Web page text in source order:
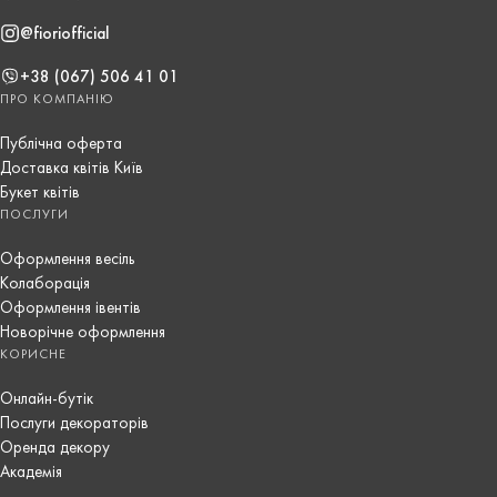
@fioriofficial
+38 (067) 506 41 01
ПРО КОМПАНІЮ
Публічна оферта
Доставка квітів Київ
Букет квітів
ПОСЛУГИ
Оформлення весіль
Колаборація
Оформлення івентів
Новорічне оформлення
КОРИСНЕ
Онлайн-бутік
Послуги декораторів
Оренда декору
Академія